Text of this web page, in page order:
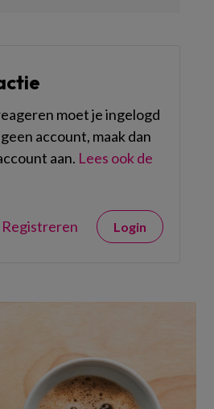
moet je ingelogd
account, maak dan
aan. Lees ook de
Registreren Login